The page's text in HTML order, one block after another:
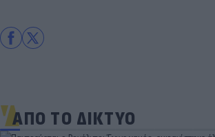
ΑΠΟ ΤΟ ΔΙΚΤΥΟ